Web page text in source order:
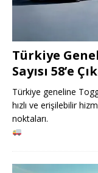
Türkiye
Sayısı 58’e
Türkiye geneline Togg
hızlı ve erişilebilir
noktaları.